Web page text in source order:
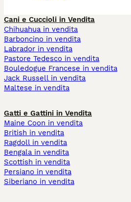
Cani e Cuccioli in Vendita
Chihuahua in vendita
Barboncino in vendita
Labrador in vendita
Pastore Tedesco in vendita
Bouledogue Francese in vendita
Jack Russell in vendita
Maltese in vendita
Gatti e Gattini in Vendita
Maine Coon in vendita
British in vendita
Ragdoll in vendita
Bengala in vendita
Scottish in vendita
Persiano in vendita
Siberiano in vendita